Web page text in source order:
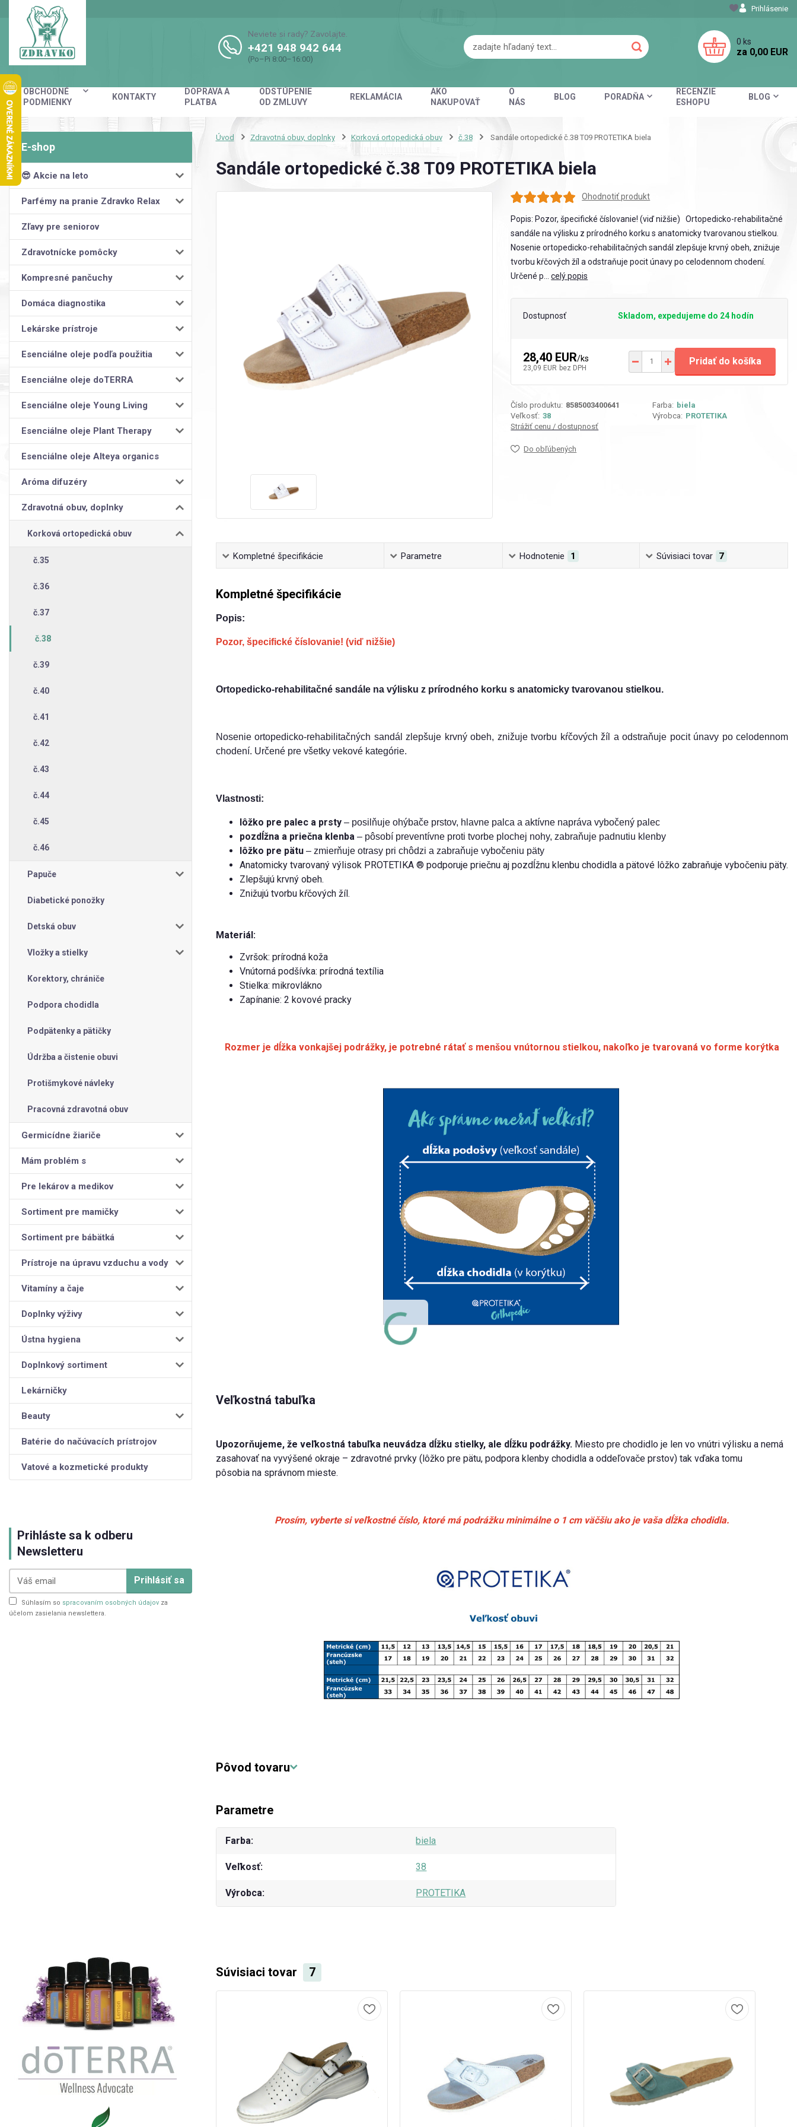
OBCHODNÉ
PODMIENKY
KONTAKTY
DOPRAVA A
PLATBA
ODSTÚPENIE
OD ZMLUVY
REKLAMÁCIA
AKO
NAKUPOVAŤ
O
NÁS
BLOG PORADŇA
RECENZIE
ESHOPU
BLOG
Prihlásenie
Neviete si rady? Zavolajte.
+421 948 942 644
(Po–Pi 8:00–16:00)
0 ks
za 0,00 EUR
😎 Akcie na leto
Parfémy na pranie Zdravko Relax
Zľavy pre seniorov
Zdravotnícke pomôcky
Kompresné pančuchy
Domáca diagnostika
Lekárske prístroje
Esenciálne oleje podľa použitia
Esenciálne oleje doTERRA
Esenciálne oleje Young Living
Esenciálne oleje Plant Therapy
Esenciálne oleje Alteya organics
Aróma difuzéry
Zdravotná obuv, doplnky
Korková ortopedická obuv
č.35
č.36
č.37
č.38
č.39
č.40
č.41
č.42
č.43
č.44
č.45
č.46
Papuče
Diabetické ponožky
Detská obuv
Vložky a stielky
Korektory, chrániče
Podpora chodidla
Podpätenky a pätičky
Údržba a čistenie obuvi
Protišmykové návleky
Pracovná zdravotná obuv
Germicídne žiariče
Mám problém s
Pre lekárov a medikov
Sortiment pre mamičky
Sortiment pre bábätká
Prístroje na úpravu vzduchu a vody
Vitamíny a čaje
Doplnky výživy
Ústna hygiena
Doplnkový sortiment
Lekárničky
Beauty
Batérie do načúvacích prístrojov
Vatové a kozmetické produkty
Prihláste sa k odberu
Newsletteru
Prihlásiť sa
Súhlasím so spracovaním osobných údajov za
účelom zasielania newslettera.
Úvod Zdravotná obuv, doplnky Korková ortopedická obuv č.38 Sandále ortopedické č.38 T09 PROTETIKA biela
Sandále ortopedické č.38 T09 PROTETIKA biela
Ohodnotiť produkt
Popis: Pozor, špecifické číslovanie! (viď nižšie) Ortopedicko-rehabilitačné
sandále na výlisku z prírodného korku s anatomicky tvarovanou stielkou.
Nosenie ortopedicko-rehabilitačných sandál zlepšuje krvný obeh, znižuje
tvorbu kŕčových žíl a odstraňuje pocit únavy po celodennom chodení.
Určené p...celý popis
Dostupnosť Skladom, expedujeme do 24 hodín
28,40 EUR/ks
23,09 EUR bez DPH
Pridať do košíka
Číslo produktu: 8585003400641 Farba: biela
Veľkosť: 38 Výrobca: PROTETIKA
Strážiť cenu / dostupnosť
Do obľúbených
Kompletné špecifikácie Parametre Hodnotenie 1 Súvisiaci tovar 7
Kompletné špecifikácie
Popis:
Pozor, špecifické číslovanie! (viď nižšie)
Ortopedicko-rehabilitačné sandále na výlisku z prírodného korku s anatomicky tvarovanou stielkou.
Nosenie ortopedicko-rehabilitačných sandál zlepšuje krvný obeh, znižuje tvorbu kŕčových žíl a odstraňuje pocit únavy po celodennom
chodení. Určené pre všetky vekové kategórie.
Vlastnosti:
lôžko pre palec a prsty– posilňuje ohýbače prstov, hlavne palca a aktívne napráva vybočený palec
pozdĺžna a priečna klenba – pôsobí preventívne proti tvorbe plochej nohy, zabraňuje padnutiu klenby
lôžko pre pätu– zmierňuje otrasy pri chôdzi a zabraňuje vybočeniu päty
Anatomicky tvarovaný výlisok PROTETIKA ® podporuje priečnu aj pozdĺžnu klenbu chodidla a pätové lôžko zabraňuje vybočeniu päty.
Zlepšujú krvný obeh.
Znižujú tvorbu kŕčových žíl.
Materiál :
Zvršok: prírodná koža
Vnútorná podšívka: prírodná textília
Stielka: mikrovlákno
Zapínanie: 2 kovové pracky
Rozmer je dĺžka vonkajšej podrážky, je potrebné rátať s menšou vnútornou stielkou, nakoľko je tvarovaná vo forme korýtka
Veľkostná tabuľka
Upozorňujeme, že veľkostná tabuľka neuvádza dĺžku stielky, ale dĺžku podrážky.Miesto pre chodidlo je len vo vnútri výlisku a nemá
zasahovať na vyvýšené okraje – zdravotné prvky (lôžko pre pätu, podpora klenby chodidla a oddeľovače prstov) tak vďaka tomu
pôsobia na správnom mieste.
Prosím, vyberte si veľkostné číslo, ktoré má podrážku minimálne o 1 cm väčšiu ako je vaša dĺžka chodidla.
Pôvod tovaru
Parametre
Farba biela
Veľkosť 38
Výrobca PROTETIKA
Súvisiaci tovar 7